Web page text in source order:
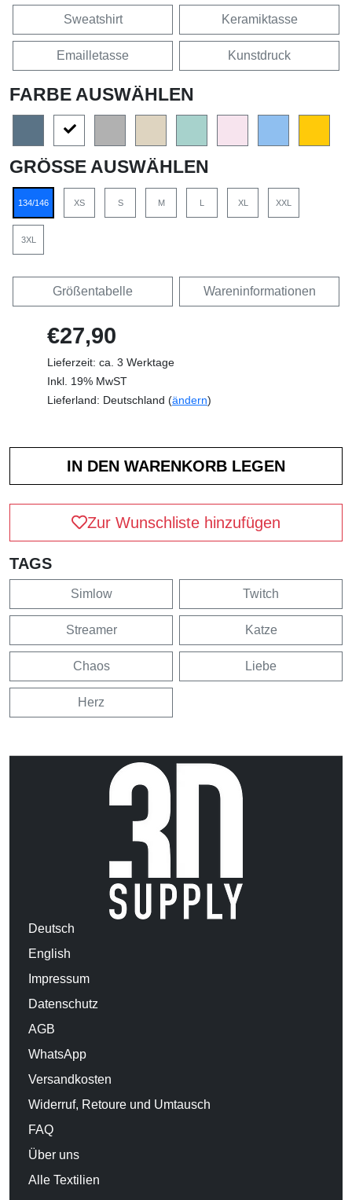
Sweatshirt Keramiktasse
Emailletasse Kunstdruck
FARBE AUSWÄHLEN
GRÖSSE AUSWÄHLEN
134/146 XS S M XL XXL
3XL
Größentabelle Wareninformationen
€27,90
Lieferzeit: ca. 3 Werktage
Inkl. 19% MwST
Lieferland: Deutschland (ändern)
Zur Wunschliste hinzufügen
TAGS
Simlow Twitch
Streamer Katze
Chaos Liebe
Herz
Deutsch
English
Impressum
Datenschutz
AGB
WhatsApp
Versandkosten
Widerruf, Retoure und Umtausch
FAQ
Über uns
Alle Textilien